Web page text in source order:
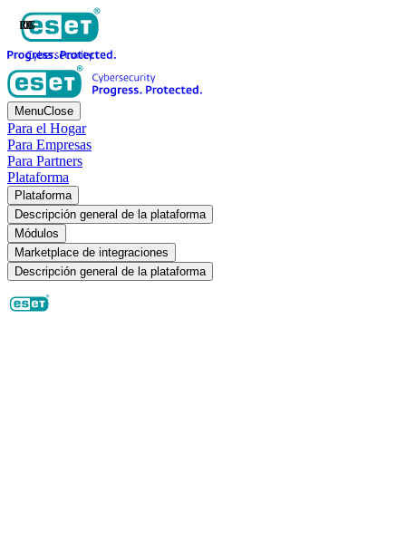
MenuClose
Para el Hogar
Para Empresas
Para Partners
Plataforma
Plataforma
Descripción general de la plataforma
Módulos
Marketplace de integraciones
Descripción general de la plataforma
RG
JB
OF